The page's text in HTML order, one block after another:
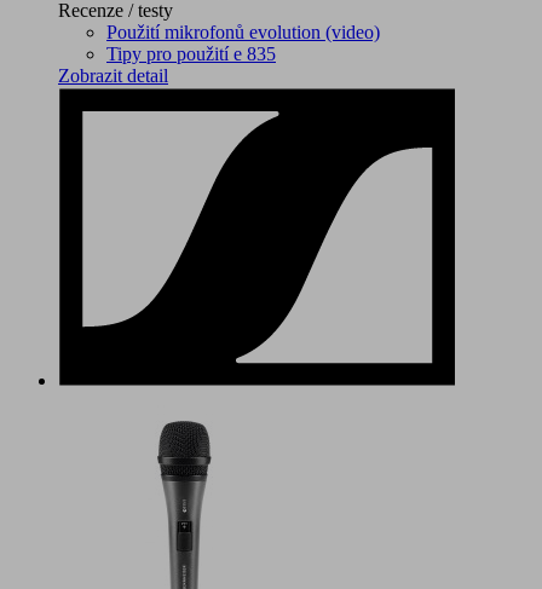
Recenze / testy
Použití mikrofonů evolution (video)
Tipy pro použití e 835
Zobrazit detail